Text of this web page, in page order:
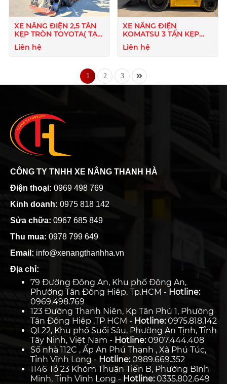
XE NÂNG ĐIỆN 2,5 TẤN
KẸP TRÒN TOYOTA( TẠM
HẾT HÀNG )
Liên hệ
XE NÂNG ĐIỆN
KOMATSU 3 TẤN KẸP
TRÒN (TẠM HẾT HÀNG)
Liên hệ
1 2 3
CÔNG TY TNHH XE NÂNG THANH HÀ
Điện thoại: 0969 498 769
Kinh doanh: 0975 818 142
Sửa chữa: 0967 685 849
Thu mua: 0978 799 649
Email: info@xenangthanhha.vn
Địa chỉ:
79 Đường Đông An, Khu phố Đông An,
Phường Tân Đông Hiệp, Tp.HCM - Hotline:
0969.498.769
123 Đường Thanh Niên, Kp Tân Phú 1, Phường
Tân Đông Hiệp ,TP HCM - Hotline:0975.818.142
QL22, Khu phố Suối Sâu, Phường An Tịnh, Tỉnh
Tây Ninh, Việt Nam - Hotline:0907.444.408
Số nhà 112C , Ấp An Phú Thạnh , Xã Phú Túc,
Tỉnh Vĩnh Long - Hotline:0989.669.352
1146 Tổ 23 Khóm Thuận Tiến B, Phường Bình
Minh, Tỉnh Vĩnh Long - Hotline:0335.802.649